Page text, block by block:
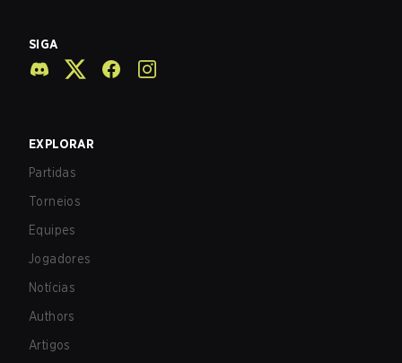
SIGA
EXPLORAR
Partidas
Torneios
Equipes
Jogadores
Notícias
Authors
Artigos